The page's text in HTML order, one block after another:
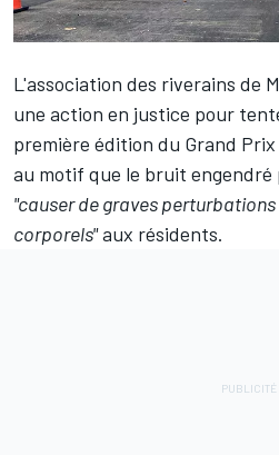
L'association des riverains de
une action en justice pour
première édition du Grand Prix
au motif que le bruit engendré
"causer de graves
corporels"aux résidents.